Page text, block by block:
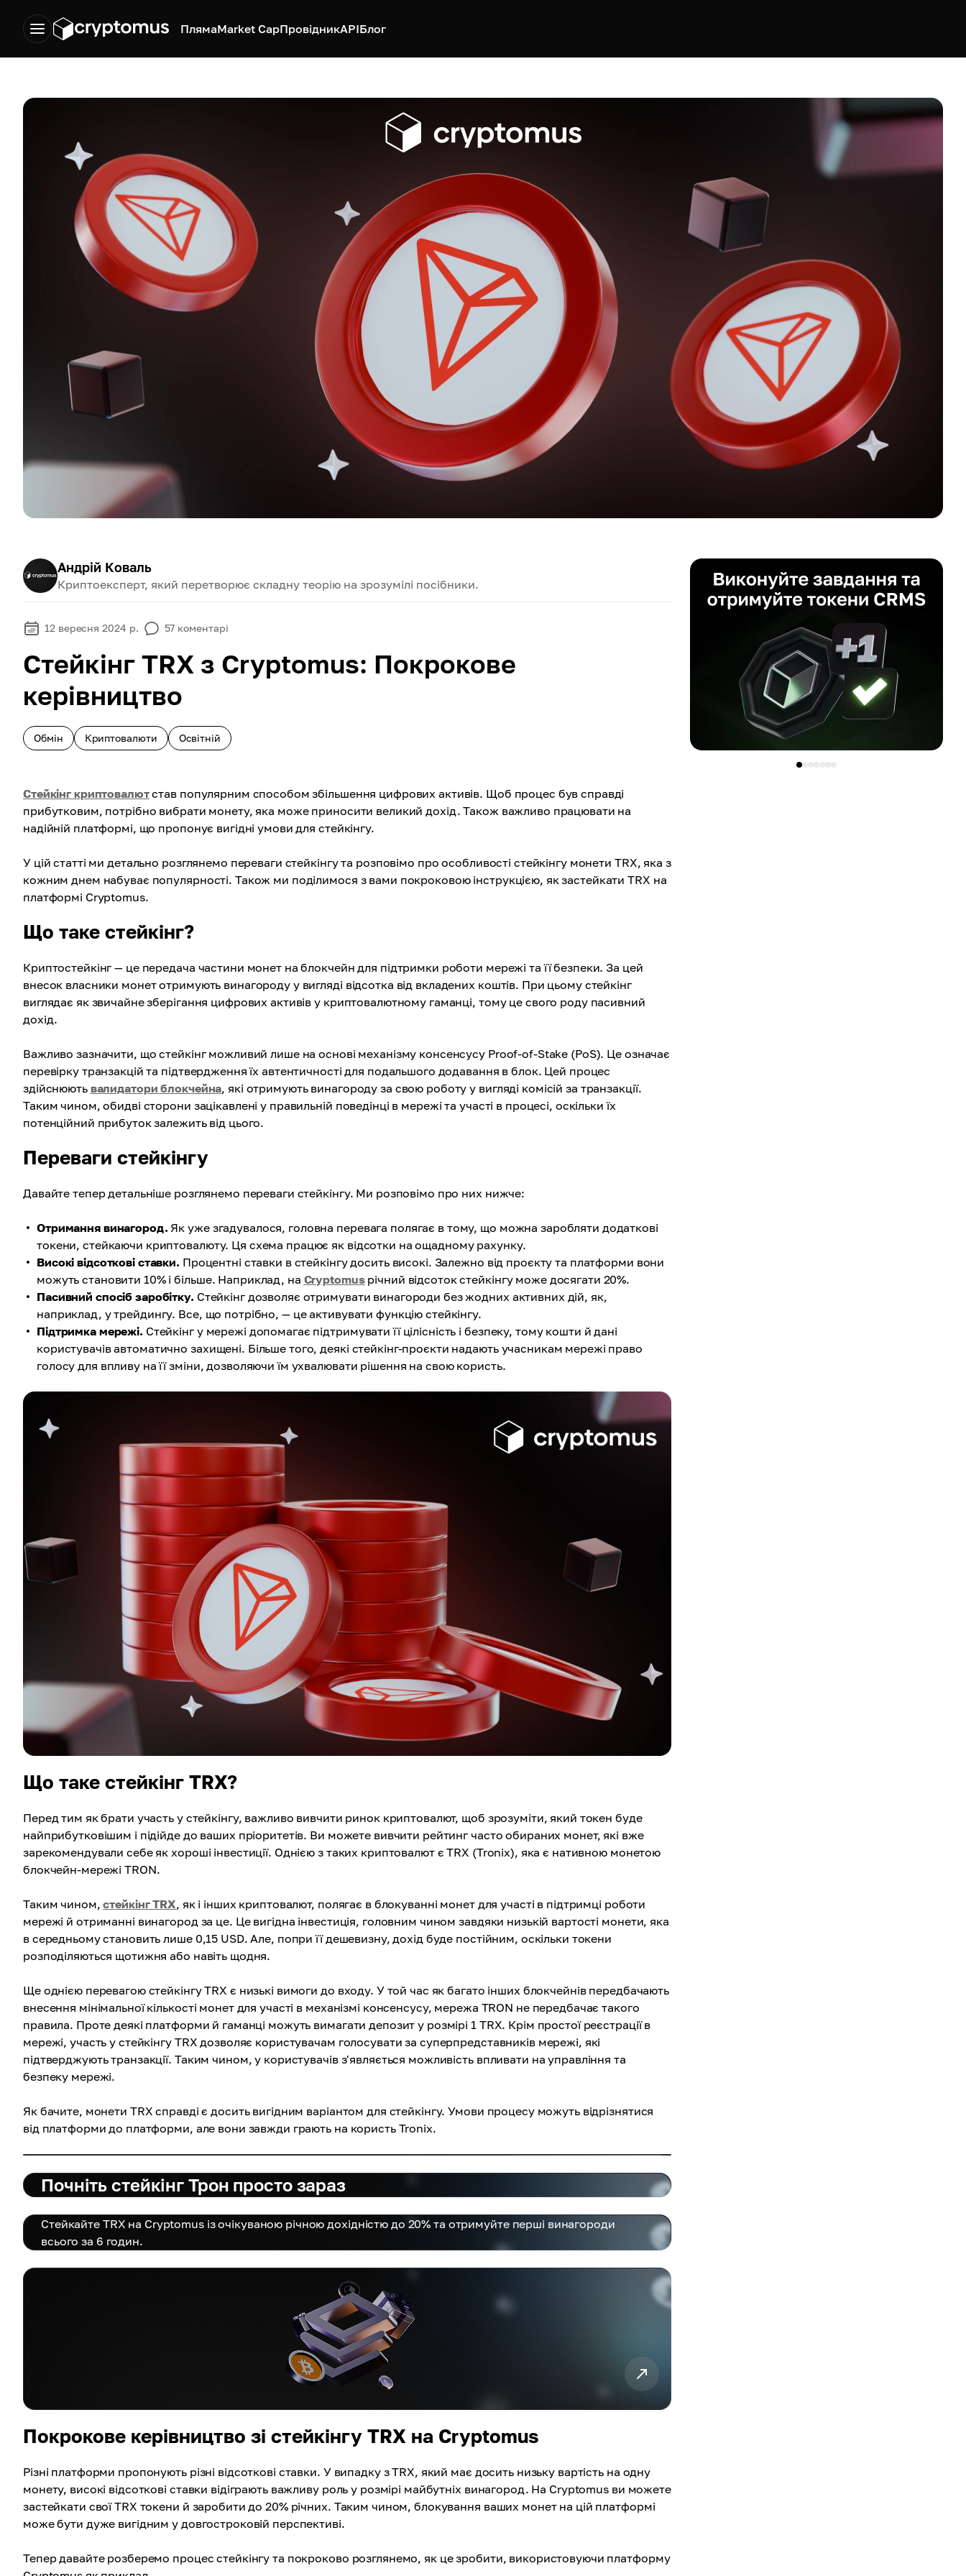
ПлямаMarket CapПровідникAPIБлог
Андрій Коваль
Криптоексперт, який перетворює складну теорію на зрозумілі посібники.
12 вересня 2024 р. 57 коментарі
Стейкінг TRX з Cryptomus: Покрокове
керівництво
Обмін Криптовалюти Освітній
Стейкінг криптовалютстав популярним способом збільшення цифрових активів. Щоб процес був справді
прибутковим, потрібно вибрати монету, яка може приносити великий дохід. Також важливо працювати на
надійній платформі, що пропонує вигідні умови для стейкінгу.
У цій статті ми детально розглянемо переваги стейкінгу та розповімо про особливості стейкінгу монети TRX, яка з
кожним днем набуває популярності. Також ми поділимося з вами покроковою інструкцією, як застейкати TRX на
платформі Cryptomus.
Що таке стейкінг?
Криптостейкінг — це передача частини монет на блокчейн для підтримки роботи мережі та її безпеки. За цей
внесок власники монет отримують винагороду у вигляді відсотка від вкладених коштів. При цьому стейкінг
виглядає як звичайне зберігання цифрових активів у криптовалютному гаманці, тому це свого роду пасивний
дохід.
Важливо зазначити, що стейкінг можливий лише на основі механізму консенсусу Proof-of-Stake (PoS). Це означає
перевірку транзакцій та підтвердження їх автентичності для подальшого додавання в блок. Цей процес
здійснюють валидатори блокчейна, які отримують винагороду за свою роботу у вигляді комісій за транзакції.
Таким чином, обидві сторони зацікавлені у правильній поведінці в мережі та участі в процесі, оскільки їх
потенційний прибуток залежить від цього.
Переваги стейкінгу
Давайте тепер детальніше розглянемо переваги стейкінгу. Ми розповімо про них нижче:
Отримання винагород. Як уже згадувалося, головна перевага полягає в тому, що можна заробляти додаткові
токени, стейкаючи криптовалюту. Ця схема працює як відсотки на ощадному рахунку.
Високі відсоткові ставки. Процентні ставки в стейкінгу досить високі. Залежно від проєкту та платформи вони
можуть становити 10% і більше. Наприклад, на Cryptomusрічний відсоток стейкінгу може досягати 20%.
Пасивний спосіб заробітку. Стейкінг дозволяє отримувати винагороди без жодних активних дій, як,
наприклад, у трейдингу. Все, що потрібно, — це активувати функцію стейкінгу.
Підтримка мережі. Стейкінг у мережі допомагає підтримувати її цілісність і безпеку, тому кошти й дані
користувачів автоматично захищені. Більше того, деякі стейкінг-проєкти надають учасникам мережі право
голосу для впливу на її зміни, дозволяючи їм ухвалювати рішення на свою користь.
Що таке стейкінг TRX?
Перед тим як брати участь у стейкінгу, важливо вивчити ринок криптовалют, щоб зрозуміти, який токен буде
найприбутковішим і підійде до ваших пріоритетів. Ви можете вивчити рейтинг часто обираних монет, які вже
зарекомендували себе як хороші інвестиції. Однією з таких криптовалют є TRX (Tronix), яка є нативною монетою
блокчейн-мережі TRON.
Таким чином,стейкінг TRX, як і інших криптовалют, полягає в блокуванні монет для участі в підтримці роботи
мережі й отриманні винагород за це. Це вигідна інвестиція, головним чином завдяки низькій вартості монети, яка
в середньому становить лише 0,15 USD. Але, попри її дешевизну, дохід буде постійним, оскільки токени
розподіляються щотижня або навіть щодня.
Ще однією перевагою стейкінгу TRX є низькі вимоги до входу. У той час як багато інших блокчейнів передбачають
внесення мінімальної кількості монет для участі в механізмі консенсусу, мережа TRON не передбачає такого
правила. Проте деякі платформи й гаманці можуть вимагати депозит у розмірі 1 TRX. Крім простої реєстрації в
мережі, участь у стейкінгу TRX дозволяє користувачам голосувати за суперпредставників мережі, які
підтверджують транзакції. Таким чином, у користувачів з'являється можливість впливати на управління та
безпеку мережі.
Як бачите, монети TRX справді є досить вигідним варіантом для стейкінгу. Умови процесу можуть відрізнятися
від платформи до платформи, але вони завжди грають на користь Tronix.
Почніть стейкінг Трон просто зараз
Стейкайте TRX на Cryptomus із очікуваною річною дохідністю до 20% та отримуйте перші винагороди
всього за 6 годин.
Покрокове керівництво зі стейкінгу TRX на Cryptomus
Різні платформи пропонують різні відсоткові ставки. У випадку з TRX, який має досить низьку вартість на одну
монету, високі відсоткові ставки відіграють важливу роль у розмірі майбутніх винагород. На Cryptomus ви можете
застейкати свої TRX токени й заробити до 20% річних. Таким чином, блокування ваших монет на цій платформі
може бути дуже вигідним у довгостроковій перспективі.
Тепер давайте розберемо процес стейкінгу та покроково розглянемо, як це зробити, використовуючи платформу